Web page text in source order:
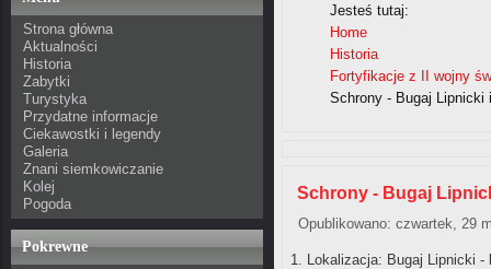
Strona główna
Aktualności
Historia
Zabytki
Turystyka
Przydatne informacje
Ciekawostki i legendy
Galeria
Znani siemkowiczanie
Kolej
Pogoda
Pokrewne
Jesteś tutaj:
Home
Historia
Fortyfikacje z II wojny
Schrony - Bugaj Lipnicki
Schrony - Bugaj
Opublikowano: czwartek, 29
1. Lokalizacja: Bugaj Lipnicki -